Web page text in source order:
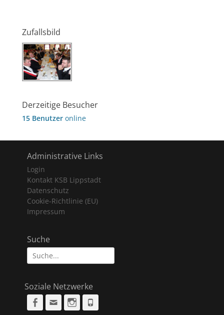
Zufallsbild
Derzeitige Besucher
15 Benutzer online
Administrative Links
Login
Kontakt KSB Lippstadt
Datenschutz
Cookie-Richtlinie (EU)
Impressum
Suche
Suche
nach:
Soziale Netzwerke
Facebook
Email Instagram